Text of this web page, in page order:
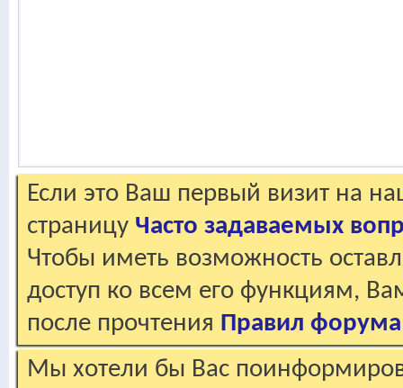
Если это Ваш первый визит на
страницу Часто задаваемых
Чтобы иметь возможность
доступ ко всем его функциям,
после прочтения Правил форума
Мы хотели бы Вас